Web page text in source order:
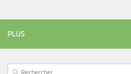
PLUS
Rechercher :